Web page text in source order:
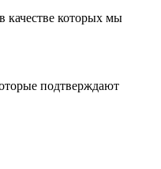
качестве которых мы
подтверждают